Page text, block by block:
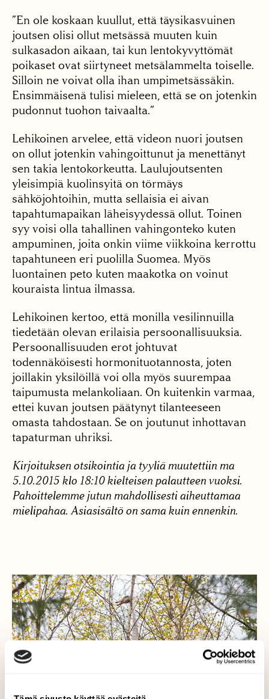
”En ole koskaan kuullut, että täysikasvuinen
joutsen olisi ollut metsässä muuten kuin
sulkasadon aikaan, tai kun lentokyvyttömät
poikaset ovat siirtyneet metsälammelta toiselle.
Silloin ne voivat olla ihan umpimetsässäkin.
Ensimmäisenä tulisi mieleen, että se on jotenkin
pudonnut tuohon taivaalta.”
Lehikoinen arvelee, että videon nuori joutsen
on ollut jotenkin vahingoittunut ja menettänyt
sen takia lentokorkeutta. Laulujoutsenten
yleisimpiä kuolinsyitä on törmäys
sähköjohtoihin, mutta sellaisia ei aivan
tapahtumapaikan läheisyydessä ollut. Toinen
syy voisi olla tahallinen vahingonteko kuten
ampuminen, joita onkin viime viikkoina kerrottu
tapahtuneen eri puolilla Suomea. Myös
luontainen peto kuten maakotka on voinut
kouraista lintua ilmassa.
Lehikoinen kertoo, että monilla vesilinnuilla
tiedetään olevan erilaisia persoonallisuuksia.
Persoonallisuuden erot johtuvat
todennäköisesti hormonituotannosta, joten
joillakin yksilöillä voi olla myös suurempaa
taipumusta melankoliaan. On kuitenkin varmaa,
ettei kuvan joutsen päätynyt tilanteeseen
omasta tahdostaan. Se on joutunut inhottavan
tapaturman uhriksi.
Kirjoituksen otsikointia ja tyyliä muutettiin ma
5.10.2015 klo 18:10 kielteisen palautteen vuoksi.
Pahoittelemme jutun mahdollisesti aiheuttamaa
mielipahaa. Asiasisältö on sama kuin ennenkin.